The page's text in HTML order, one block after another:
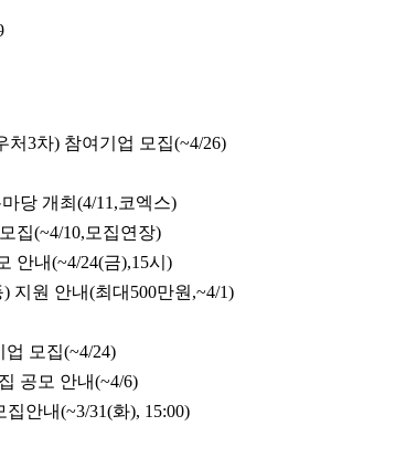
3차) 참여기업 모집(~4/26)
당 개최(4/11,코엑스)
집(~4/10,모집연장)
안내(~4/24(금),15시)
지원 안내(최대500만원,~4/1)
모집(~4/24)
공모 안내(~4/6)
안내(~3/31(화), 15:00)